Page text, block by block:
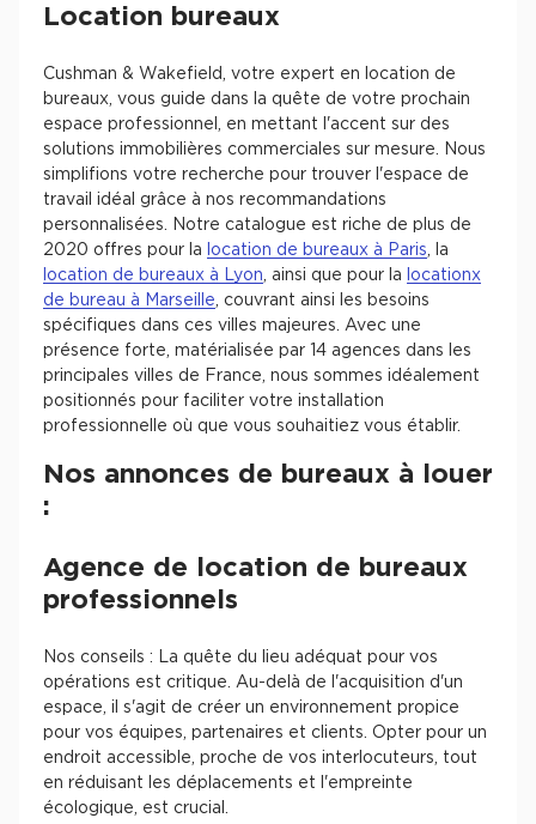
Location bureaux
Cushman & Wakefield, votre expert en location de
bureaux, vous guide dans la quête de votre prochain
espace professionnel, en mettant l'accent sur des
solutions immobilières commerciales sur mesure. Nous
simplifions votre recherche pour trouver l'espace de
travail idéal grâce à nos recommandations
personnalisées. Notre catalogue est riche de plus de
2020 offres pour la
location de bureaux à Paris, la
location de bureaux à Lyon, ainsi que pour la
locationx
de bureau à Marseille, couvrant ainsi les besoins
spécifiques dans ces villes majeures. Avec une
présence forte, matérialisée par 14 agences dans les
principales villes de France, nous sommes idéalement
positionnés pour faciliter votre installation
professionnelle où que vous souhaitiez vous établir.
Nos annonces de bureaux à louer
:
Agence de location de bureaux
professionnels
Nos conseils : La quête du lieu adéquat pour vos
opérations est critique. Au-delà de l'acquisition d'un
espace, il s'agit de créer un environnement propice
pour vos équipes, partenaires et clients. Opter pour un
endroit accessible, proche de vos interlocuteurs, tout
en réduisant les déplacements et l'empreinte
écologique, est crucial.